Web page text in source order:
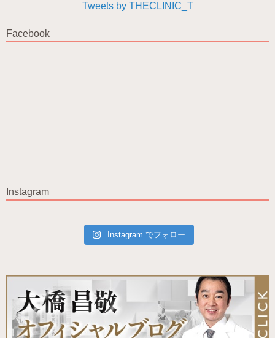
Tweets by THECLINIC_T
Facebook
Instagram
Instagram でフォロー